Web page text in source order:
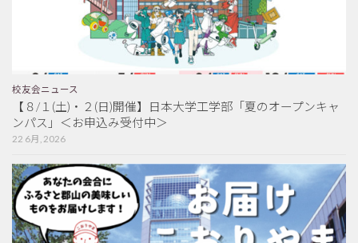
校友会ニュース
【８/１(土)・２(日)開催】日本大学工学部「夏のオープンキャ
ンパス」＜お申込み受付中＞
22 6月, 2026